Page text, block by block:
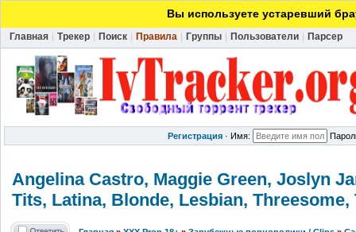
Вы используете устаревший
Главная Трекер Поиск Правила Группы Пользователи Парсер
Регистрация · Имя:
Angelina Castro, Maggie Green, Joslyn
Tits, Latina, Blonde, Lesbian, Threesome,